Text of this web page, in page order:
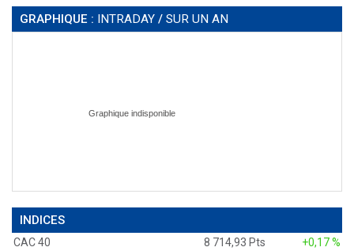
GRAPHIQUE : INTRADAY / SUR UN AN
INDICES
CAC 40 8 714,93 Pts
+0,17 %